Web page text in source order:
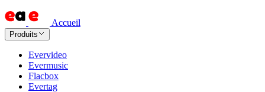
Accueil
Produits
Evervideo
Evermusic
Flacbox
Evertag